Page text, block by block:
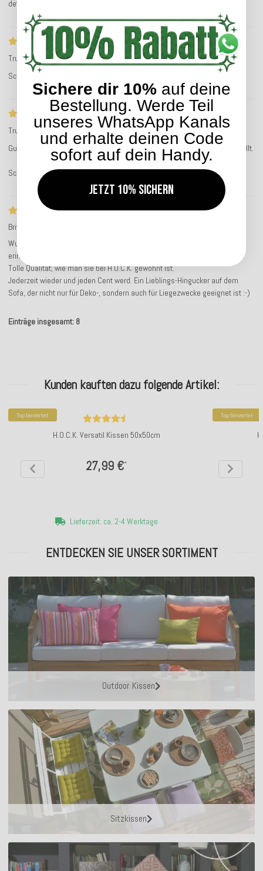
definitiv weiter.
Schnelle Lieferung und tolle Kissen in…
Trusted Shops Bewertung
Service-Bewertung
Schnelle Lieferung und tolle Kissen in super Qualität……jederzeit wieder
Gute Qualität
Trusted Shops Bewertung
Service-Bewertung
Gute Qualität, wie gewohnt. Hatte schon einmal Outdoor Sitzkissen bestellt.
Schnelle Lieferung !!!
Wunderschöner Grünton
Britta L
Wunderschöner Grünton! Nicht zu dunkel und kalt, nicht zu schreiend. Er
erinnert mich einfach an den Frühling.
Tolle Qualität, wie man sie bei H.O.C.K. gewohnt ist.
Jederzeit wieder und jeden Cent werd. Ein Lieblings-Hingucker auf dem
Sofa, der nicht nur für Deko-, sondern auch für Liegezwecke geeignet ist :-)
Einträge insgesamt: 8
Kunden kauften dazu folgende Artikel:
Top bewertet
H.O.C.K. Versatil Kissen 50x50cm
27,99 €*
Lieferzeit: ca. 2-4 Werktage
Top bewertet
ENTDECKEN SIE UNSER SORTIMENT
Outdoor Kissen
Sitzkissen
Sichere dir 10% auf deine
Bestellung. Werde Teil
unseres WhatsApp Kanals
und erhalte deinen Code
sofort auf dein Handy.
Jetzt 10% sichern